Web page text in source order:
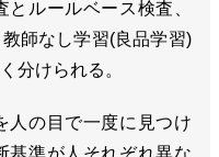
ルールベース検査、
師なし学習(良品学習)
分けられる。
の目で一度に見つけ